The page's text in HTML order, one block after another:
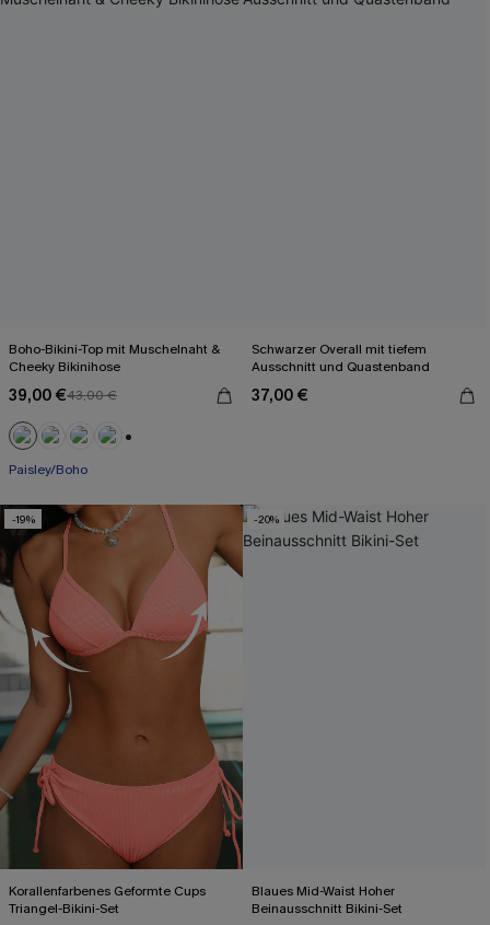
Boho-Bikini-Top mit Muschelnaht &
Cheeky Bikinihose
39,00 €43,00 €
Paisley/Boho
Schwarzer Overall mit tiefem
Ausschnitt und Quastenband
37,00 €
-19%
Korallenfarbenes Geformte Cups
Triangel-Bikini-Set
-20%
Blaues Mid-Waist Hoher
Beinausschnitt Bikini-Set